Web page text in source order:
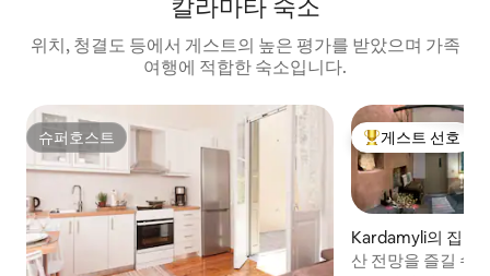
칼라마타 숙소
위치, 청결도 등에서 게스트의 높은 평가를 받았으며 가족
여행에 적합한 숙소입니다.
슈퍼호스트
슈퍼호스트 상위 게스트 선호
게스트 선호
Kardamyli의 집
산 전망을 즐길 수